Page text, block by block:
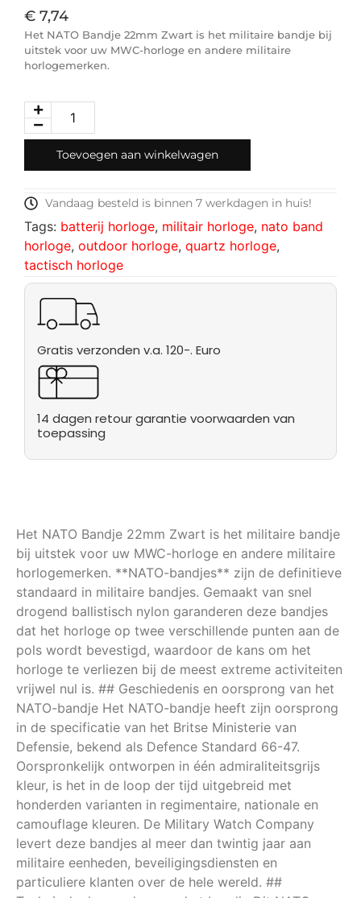
€ 7,74
Het NATO Bandje 22mm Zwart is het militaire bandje bij
uitstek voor uw MWC-horloge en andere militaire
horlogemerken.
Toevoegen aan winkelwagen
Vandaag besteld is binnen 7 werkdagen in huis!
Tags: batterij horloge, militair horloge, nato band
horloge, outdoor horloge, quartz horloge,
tactisch horloge
Gratis verzonden v.a. 120-. Euro
14 dagen retour garantie voorwaarden van
toepassing
Het NATO Bandje 22mm Zwart is het militaire bandje
bij uitstek voor uw MWC-horloge en andere militaire
horlogemerken. **NATO-bandjes** zijn de definitieve
standaard in militaire bandjes. Gemaakt van snel
drogend ballistisch nylon garanderen deze bandjes
dat het horloge op twee verschillende punten aan de
pols wordt bevestigd, waardoor de kans om het
horloge te verliezen bij de meest extreme activiteiten
vrijwel nul is. ## Geschiedenis en oorsprong van het
NATO-bandje Het NATO-bandje heeft zijn oorsprong
in de specificatie van het Britse Ministerie van
Defensie, bekend als Defence Standard 66-47.
Oorspronkelijk ontworpen in één admiraliteitsgrijs
kleur, is het in de loop der tijd uitgebreid met
honderden varianten in regimentaire, nationale en
camouflage kleuren. De Military Watch Company
levert deze bandjes al meer dan twintig jaar aan
militaire eenheden, beveiligingsdiensten en
particuliere klanten over de hele wereld. ##